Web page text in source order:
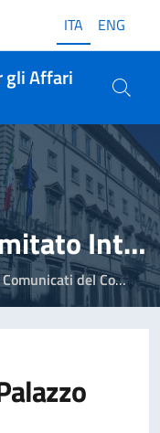
ITA ENG
gli Affari
Comunicati del Comitato Interministeriale per gli Affari Europei
Comunicati del Comitato Interministeriale per gli Affari Europei